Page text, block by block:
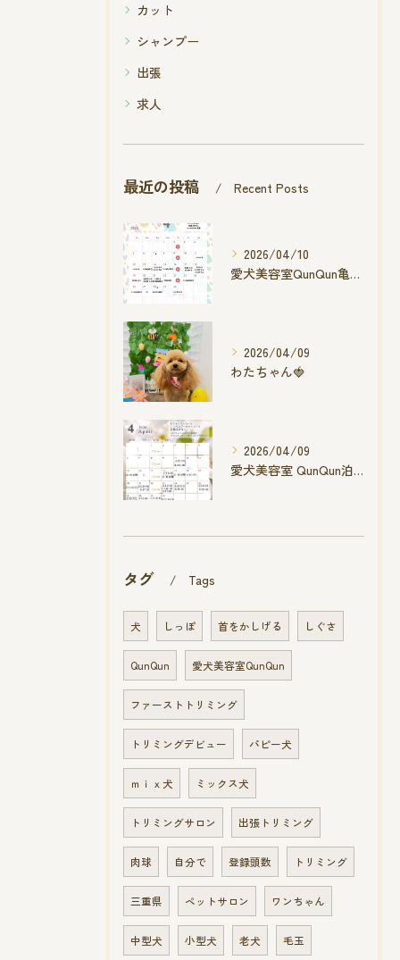
カット
シャンプー
出張
求人
最近の投稿 Recent Posts
2026/04/10
愛犬美容室QunQun亀山エコー店
2026/04/09
わたちゃん🍓
2026/04/09
愛犬美容室 QunQun泊店 4月空き状況です
タグ Tags
犬 しっぽ 首をかしげる しぐさ
QunQun 愛犬美容室QunQun
ファーストトリミング
トリミングデビュー パピー犬
ｍｉｘ犬 ミックス犬
トリミングサロン 出張トリミング
肉球 自分で 登録頭数 トリミング
三重県 ペットサロン ワンちゃん
中型犬 小型犬 老犬 毛玉